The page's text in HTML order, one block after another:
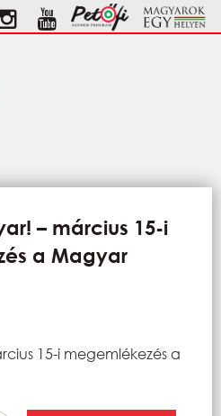
– március 15-i
a Magyar
15-i megemlékezés a